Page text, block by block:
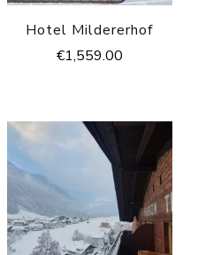
Hotel Mildererhof
€1,559.00